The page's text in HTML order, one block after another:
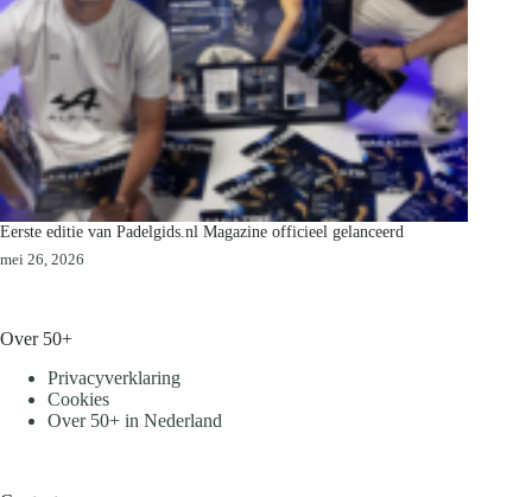
Eerste editie van Padelgids.nl Magazine officieel gelanceerd
mei 26, 2026
Over 50+
Privacyverklaring
Cookies
Over 50+ in Nederland